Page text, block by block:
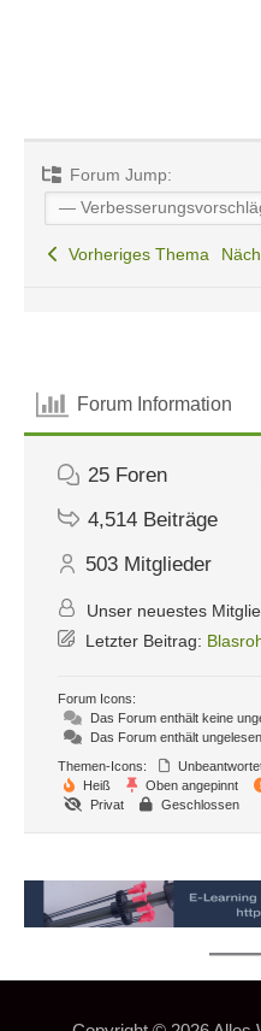
Forum Jump:
Vorheriges Thema
Forum Information
25 Foren
4,514 Beiträge
503 Mitglieder
Unser neuestes
Letzter Beitrag:
Forum Icons:
Das Forum enthält keine
Das Forum enthält
Themen-Icons:
Heiß
Oben angepinnt
Privat
Geschlossen